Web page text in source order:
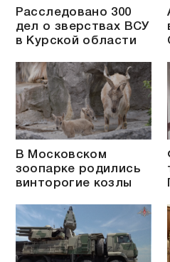
Расследовано 300
дел о зверствах ВСУ
в Курской области
В Московском
зоопарке родились
винторогие козлы